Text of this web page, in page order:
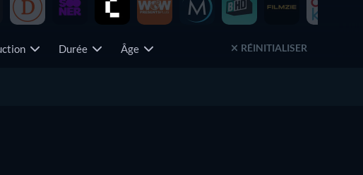
film préféré.
Durée Âge RÉINITIALISER